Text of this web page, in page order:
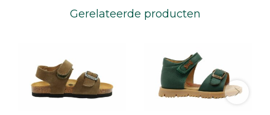
Gerelateerde producten